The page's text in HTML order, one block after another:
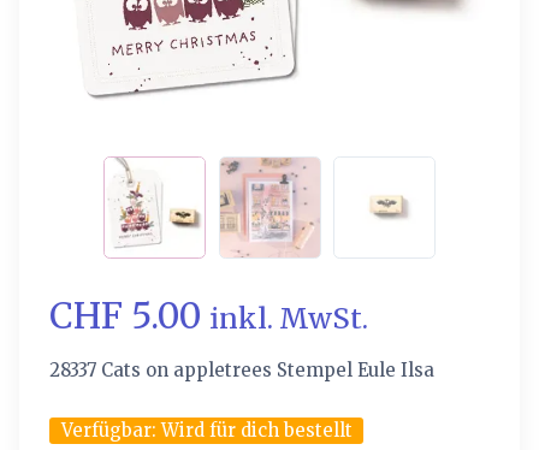
CHF 5.00 inkl. MwSt.
28337 Cats on appletrees Stempel Eule Ilsa
Verfügbar:Wird für dich bestellt